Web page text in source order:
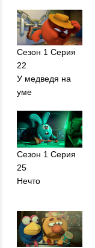
Сезон 1 Серия
22
У медведя на
уме
Сезон 1 Серия
25
Нечто